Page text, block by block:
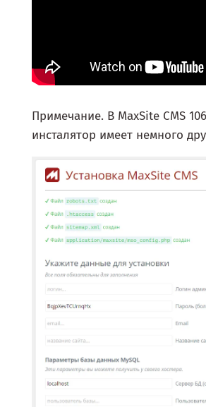
Примечание. В MaxSite CMS
инсталятор имеет немного